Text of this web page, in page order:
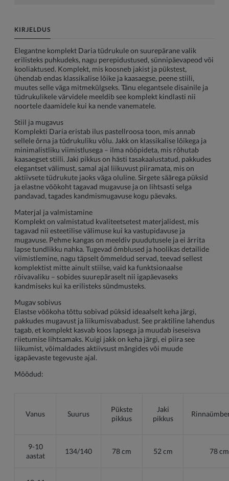
KIRJELDUS
Elegantne komplekt Daria tüdrukule on suurepärane valik
erilisteks puhkudeks, nagu perepidustused, sünnipäevapeod või
kooliaktused. Komplekt, mis koosneb jakist ja pükstest,
ühendab endas klassikalise lõike ja kaasaegse, peene stiili,
muutes selle väga mitmekülgseks. Tänu elegantsele disainile ja
tüdrukulikele värvidele meeldib see komplekt kindlasti nii
noortele daamidele kui ka nende vanematele.
Stiil ja mugavus
Komplekti Daria eristab ilus pastellroosa toon, mis annab
sellele õrna ja tüdrukuliku võlu. Jakk on klassikalise lõikega ja
minimalistliku viimistlusega – ilma nööpideta, mis rõhutab
kaasaegset stiili. Jaki pikkus on hästi tasakaalustatud, pakkudes
elegantset välimust, samal ajal liikuvust piiramata, mis on
aktiivsete tüdrukute jaoks väga oluline. Sirgete säärega püksid
ja elastne vöökoht tagavad mugavuse ja on lihtsasti selga
pandavad, tagades kandmismugavuse kogu päevaks.
Materjal ja valmistamine
Komplekt on valmistatud kvaliteetsetest materjalidest, mis
tagavad nii esteetilise välimuse kui ka vastupidavuse ja
mugavuse. Pehme kangas on meeldiv puudutusele ja ei ärrita
lapse tundlikku nahka. Tugevad õmblused ja hoolikas detailide
viimistlemine, nagu täpselt õmmeldud servad, teevad sellest
komplektist mitte ainult stiilse, vaid ka funktsionaalse
rõivavaliku – sobides suurepäraselt nii igapäevaseks
kandmiseks kui ka erilisteks sündmusteks.
Mugav sobivus
Elastse vöökoha tõttu sobivad püksid ideaalselt keha järgi,
pakkudes mugavust ja liikumisvabadust. See praktiline lahendus
tagab, et komplekt kasvab koos lapsega ja muudab iseseisva
riietumise lihtsamaks. Kuigi jakk on keha järgi, ei piira see
liikumist, võimaldades aktiivsust mängides või muude
igapäevaste tegevuste ajal.
Mõõdud:
Vanus Suurus
Pükste
pikkus
Jaki
pikkus
9-10
aastat
134/140 78 cm 52 cm 78 cm